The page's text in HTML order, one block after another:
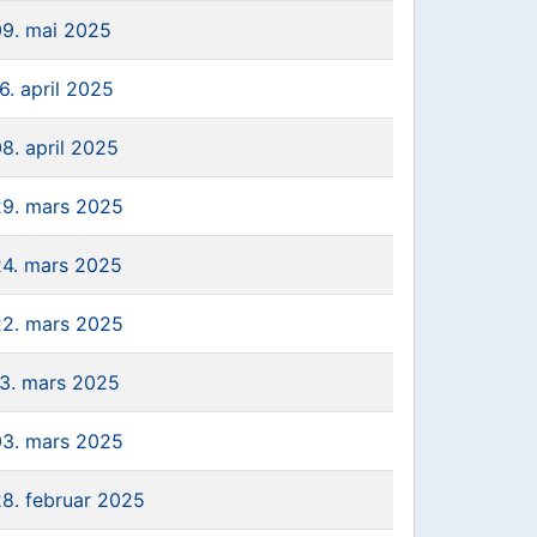
mai 2025
april 2025
april 2025
mars 2025
mars 2025
mars 2025
mars 2025
mars 2025
februar 2025